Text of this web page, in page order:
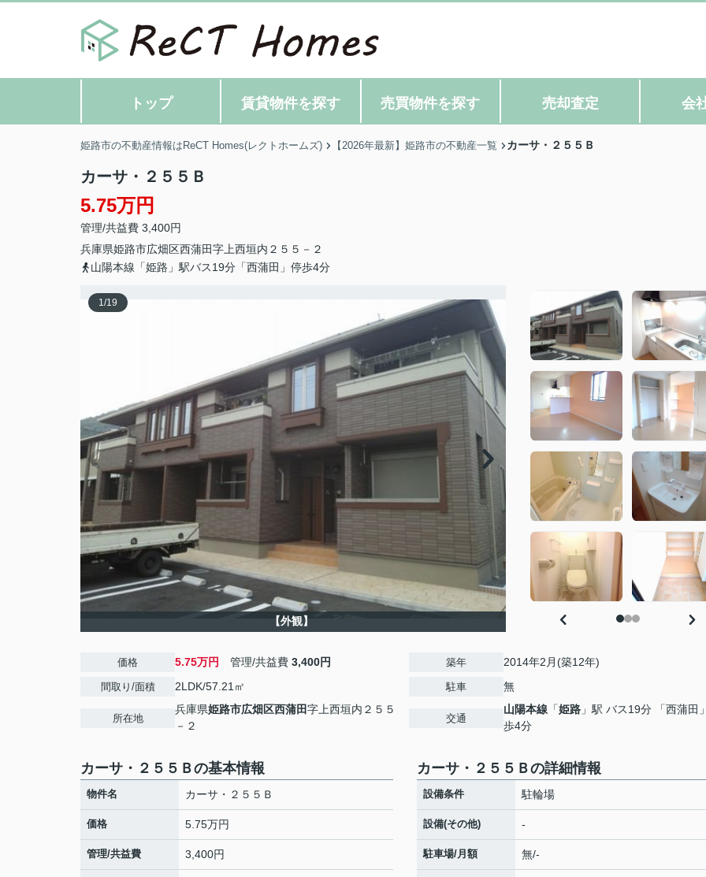
トップ 賃貸物件を探す 売買物件を探す 売却査定 会
姫路市の不動産情報はReCT Homes(レクトホームズ) 【2026年最新】姫路市の不動産一覧 カーサ・２５５Ｂ
カーサ・２５５Ｂ
5.75万円
管理/共益費 3,400円
兵庫県姫路市広畑区西蒲田字上西垣内２５５－２
山陽本線「姫路」駅バス19分「西蒲田」停歩4分
1/19
【外観】
価格 5.75万円 管理/共益費 3,400円
間取り/面積 2LDK/57.21㎡
所在地
兵庫県姫路市広畑区西蒲田字上西垣内２５５
－２
築年 2014年2月(築12年)
駐車 無
交通
山陽本線 「姫路 」駅 バス19分 「西蒲田
歩4分
カーサ・２５５Ｂの基本情報
物件名 カーサ・２５５Ｂ
価格 5.75万円
管理/共益費 3,400円
カーサ・２５５Ｂの詳細情報
設備条件 駐輪場
設備(その他) -
駐車場/月額 無/-